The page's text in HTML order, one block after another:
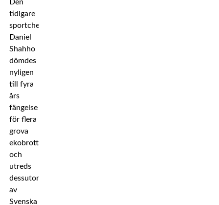
Den
tidigare
sportchefen
Daniel
Shahho
dömdes
nyligen
till fyra
års
fängelse
för flera
grova
ekobrott
och
utreds
dessutom
av
Svenska